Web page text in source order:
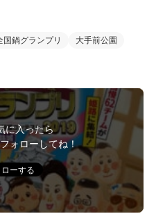
国鍋グランプリ
大手前公園
に入ったら
ォローしてね！